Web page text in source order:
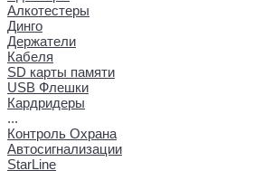
Алкотестеры
Динго
Держатели
Кабеля
SD карты памяти
USB Флешки
Кардридеры
...
Контроль Охрана
Автосигнализации
StarLine